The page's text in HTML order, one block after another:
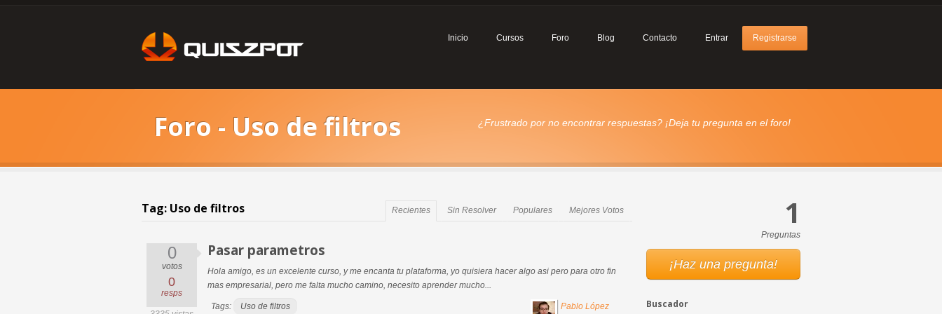
Inicio Cursos Foro Blog Contacto Entrar Registrarse
Foro - Uso de filtros ¿Frustrado por no encontrar respuestas? ¡Deja tu pregunta en el foro!
Tag: Uso de filtros Mejores Votos
Populares
Sin Resolver
Recientes
0
votos
0
resps
Pasar parametros
Hola amigo, es un excelente curso, y me encanta tu plataforma, yo quisiera hacer algo asi pero para otro fin
mas empresarial, pero me falta mucho camino, necesito aprender mucho...
Tags: Uso de filtros
Pablo López
1
Preguntas
¡Haz una pregunta!
Buscador